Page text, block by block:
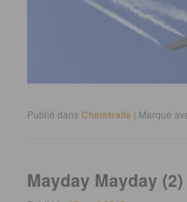
Publié dans Chemtrails | Marqué
Mayday Mayday (2)